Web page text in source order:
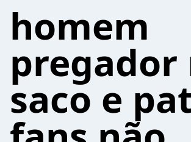
homem
pregador
saco e